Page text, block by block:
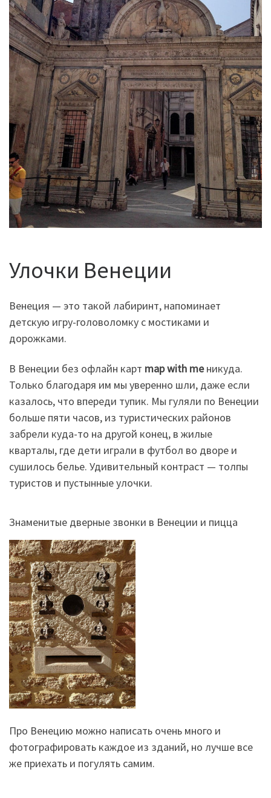
Улочки Венеции
Венеция — это такой лабиринт, напоминает
детскую игру-головоломку с мостиками и
дорожками.
В Венеции без офлайн карт map with meникуда.
Только благодаря им мы уверенно шли, даже если
казалось, что впереди тупик. Мы гуляли по Венеции
больше пяти часов, из туристических районов
забрели куда-то на другой конец, в жилые
кварталы, где дети играли в футбол во дворе и
сушилось белье. Удивительный контраст — толпы
туристов и пустынные улочки.
Знаменитые дверные звонки в Венеции и пицца
Про Венецию можно написать очень много и
фотографировать каждое из зданий, но лучше все
же приехать и погулять самим.